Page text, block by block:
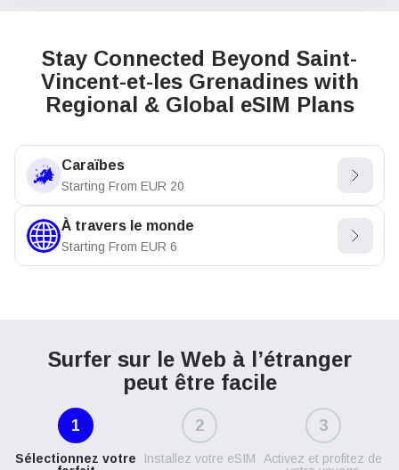
Stay Connected Beyond Saint-
Vincent-et-les Grenadines with
Regional & Global eSIM Plans
Caraïbes
Starting From EUR 20
À travers le monde
Starting From EUR 6
Surfer sur le Web à l’étranger
peut être facile
1
Sélectionnez votre
2
Installez votre eSIM
3
Activez et profitez de